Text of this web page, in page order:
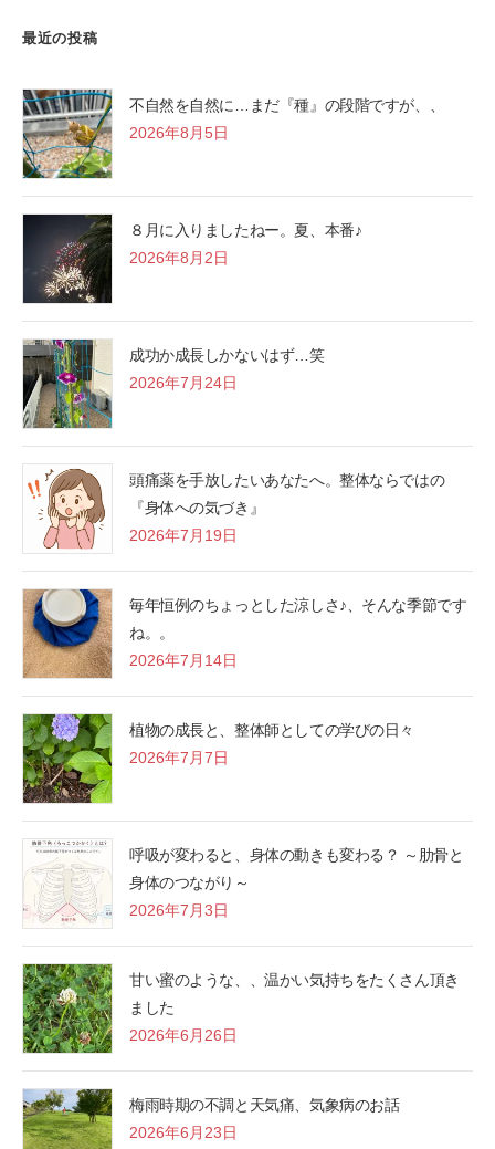
最近の投稿
不自然を自然に…まだ『種』の段階ですが、、
2026年8月5日
８月に入りましたねー。夏、本番♪
2026年8月2日
成功か成長しかないはず…笑
2026年7月24日
頭痛薬を手放したいあなたへ。整体ならではの
『身体への気づき』
2026年7月19日
毎年恒例のちょっとした涼しさ♪、そんな季節です
ね。。
2026年7月14日
植物の成長と、整体師としての学びの日々
2026年7月7日
呼吸が変わると、身体の動きも変わる？ ～肋骨と
身体のつながり～
2026年7月3日
甘い蜜のような、、温かい気持ちをたくさん頂き
ました
2026年6月26日
梅雨時期の不調と天気痛、気象病のお話
2026年6月23日